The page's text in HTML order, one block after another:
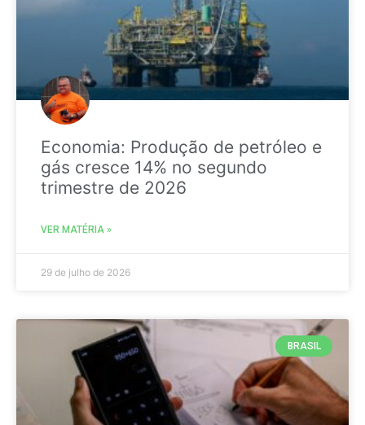
Economia: Produção de petróleo e
gás cresce 14% no segundo
trimestre de 2026
VER MATÉRIA »
29 de julho de 2026
BRASIL